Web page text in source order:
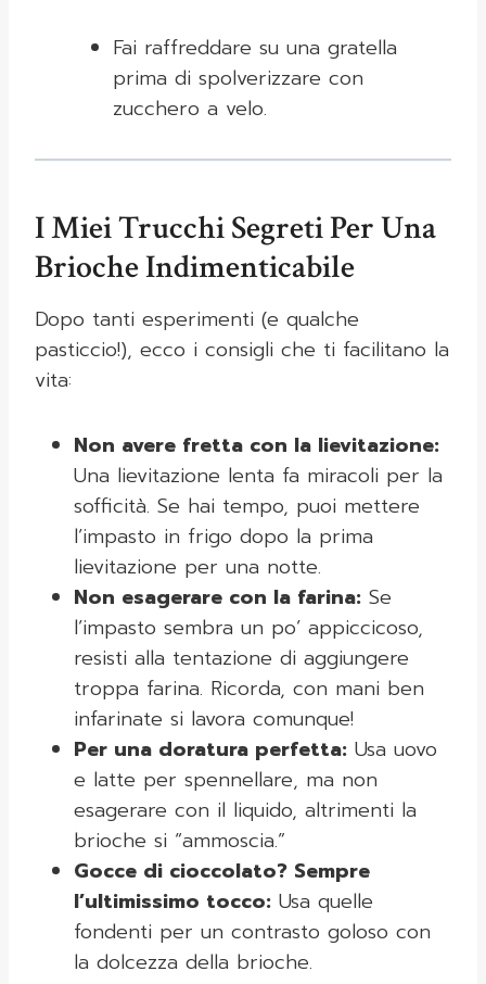
Fai raffreddare su una gratella
prima di spolverizzare con
zucchero a velo.
I Miei Trucchi Segreti Per Una
Brioche Indimenticabile
Dopo tanti esperimenti (e qualche
pasticcio!), ecco i consigli che ti facilitano la
vita:
Non avere fretta con la lievitazione:
Una lievitazione lenta fa miracoli per la
sofficità. Se hai tempo, puoi mettere
l’impasto in frigo dopo la prima
lievitazione per una notte.
Non esagerare con la farina: Se
l’impasto sembra un po’ appiccicoso,
resisti alla tentazione di aggiungere
troppa farina. Ricorda, con mani ben
infarinate si lavora comunque!
Per una doratura perfetta: Usa uovo
e latte per spennellare, ma non
esagerare con il liquido, altrimenti la
brioche si “ammoscia.”
Gocce di cioccolato? Sempre
l’ultimissimo tocco: Usa quelle
fondenti per un contrasto goloso con
la dolcezza della brioche.